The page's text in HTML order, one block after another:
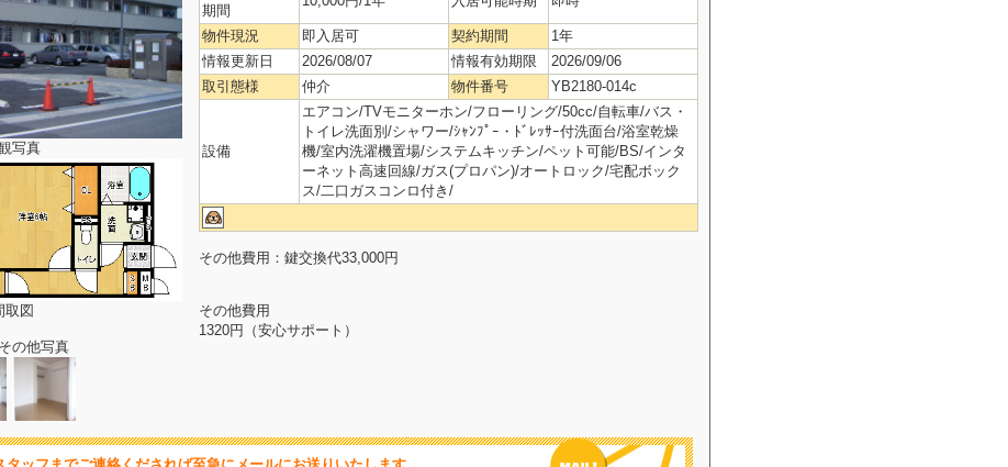
写真
取図
の他写真
期間
物件現況 即入居可 契約期間
1年
情報更新日
2026/08/07 情報有効期限
2026/09/06
取引態様
仲介 物件番号 YB2180-014c
設備
エアコン/TVモニターホン/フローリング/50cc/自転車/バス・
トイレ洗面別/シャワー/ｼｬﾝﾌﾟｰ・ﾄﾞﾚｯｻｰ付洗面台/浴室乾燥
機/室内洗濯機置場/システムキッチン/ペット可能/BS/インタ
ーネット高速回線/ガス(プロパン)/オートロック/宅配ボック
ス/二口ガスコンロ付き/
その他費用：鍵交換代33,000円
その他費用
1320円（安心サポート）